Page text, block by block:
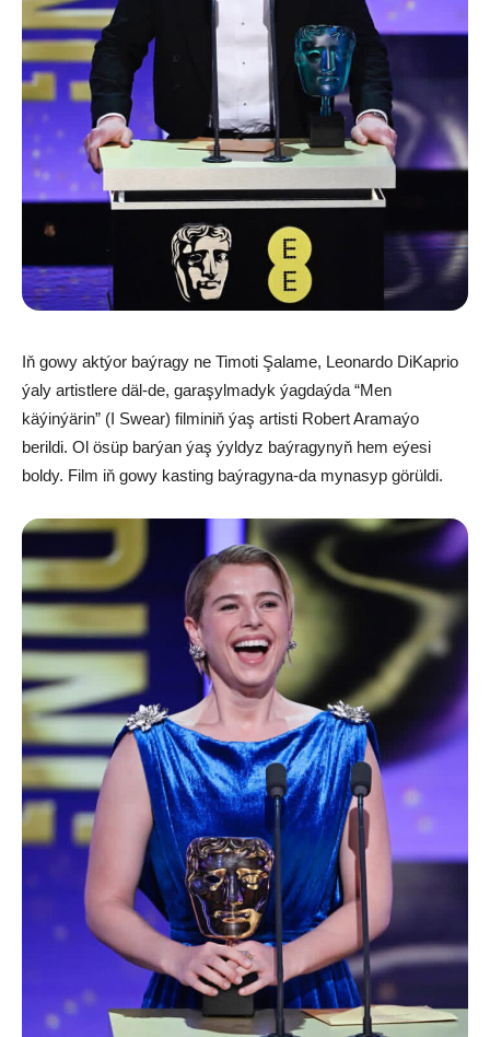
Iň gowy aktýor baýragy ne Timoti Şalame, Leonardo DiKaprio
ýaly artistlere däl-de, garaşylmadyk ýagdaýda “Men
käýinýärin” (I Swear) filminiň ýaş artisti Robert Aramaýo
berildi. Ol ösüp barýan ýaş ýyldyz baýragynyň hem eýesi
boldy. Film iň gowy kasting baýragyna-da mynasyp görüldi.